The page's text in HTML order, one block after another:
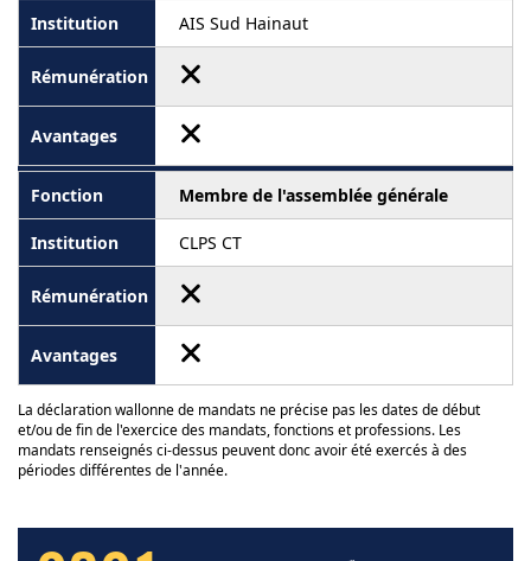
AIS Sud Hainaut
Membre de l'assemblée générale
CLPS CT
La déclaration wallonne de mandats ne précise pas les dates de début
et/ou de fin de l'exercice des mandats, fonctions et professions. Les
mandats renseignés ci-dessus peuvent donc avoir été exercés à des
périodes différentes de l'année.